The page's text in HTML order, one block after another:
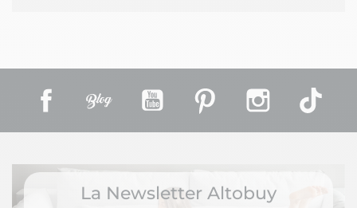
Facebook YouTube Pinterest Instagram
La Newsletter Altobuy